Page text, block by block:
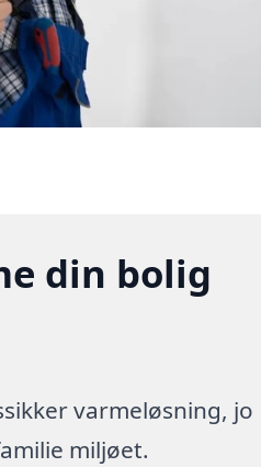
din bolig
varmeløsning, jo
miljøet.